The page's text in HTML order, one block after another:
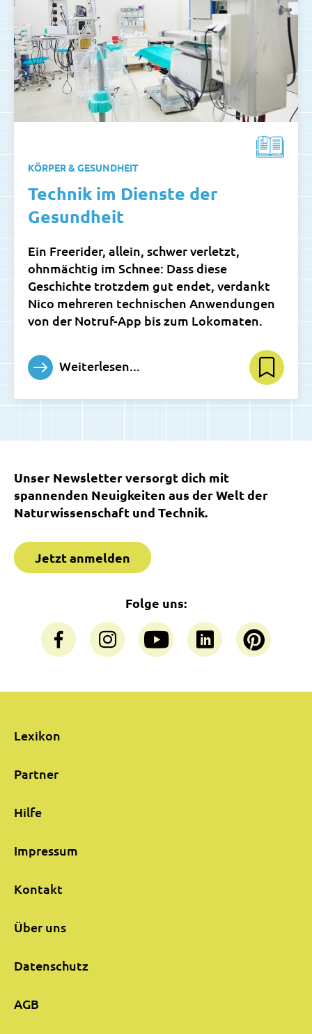
KÖRPER & GESUNDHEIT
Technik im Dienste der
Gesundheit
Ein Freerider, allein, schwer verletzt,
ohnmächtig im Schnee: Dass diese
Geschichte trotzdem gut endet, verdankt
Nico mehreren technischen Anwendungen
von der Notruf-App bis zum Lokomaten.
Weiterlesen...
Unser Newsletter versorgt dich mit
spannenden Neuigkeiten aus der Welt der
Naturwissenschaft und Technik.
Jetzt anmelden
Folge uns:
Lexikon
Partner
Hilfe
Impressum
Kontakt
Über uns
Datenschutz
AGB